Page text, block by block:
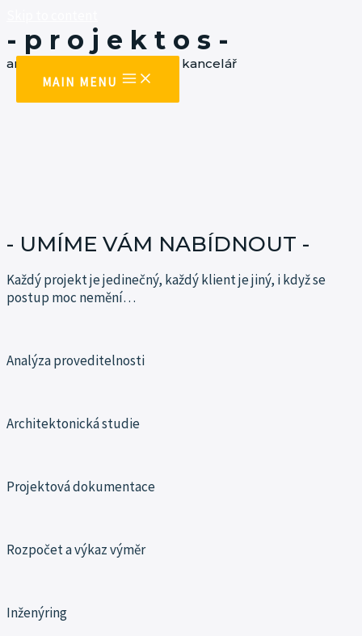
MAIN MENU
- p r o j e k t o s -
architektonická a projekční kancelář
- UMÍME VÁM NABÍDNOUT -
Každý projekt je jedinečný, každý klient je jiný, i když se
postup moc nemění…
Analýza proveditelnosti
Architektonická studie
Projektová dokumentace
Rozpočet a výkaz výměr
Inženýring